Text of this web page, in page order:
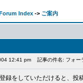
Index -> ご案内
12:41 pm 記事の件名: フォー
録をしていただけると、